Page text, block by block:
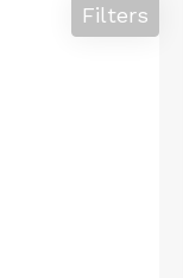
Filters